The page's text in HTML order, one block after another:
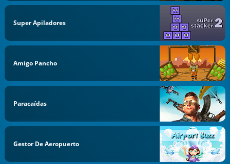
Super Apiladores
Amigo Pancho
Paracaídas
Gestor De Aeropuerto